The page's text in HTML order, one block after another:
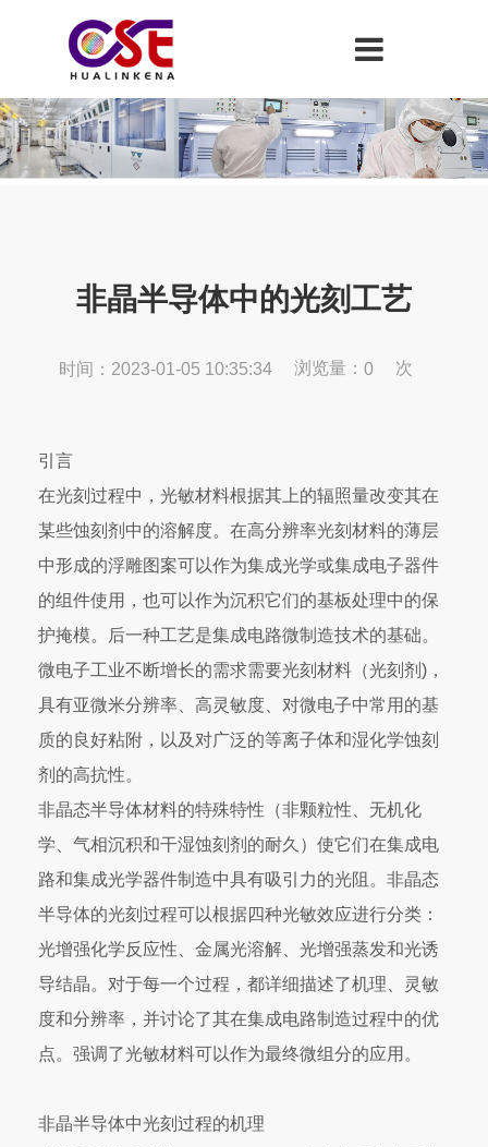
非晶半导体中的光刻工艺
时间：2023-01-05 10:35:34 浏览量： 0 次
引言
在光刻过程中，光敏材料根据其上的辐照量改变其在
某些蚀刻剂中的溶解度。在高分辨率光刻材料的薄层
中形成的浮雕图案可以作为集成光学或集成电子器件
的组件使用，也可以作为沉积它们的基板处理中的保
护掩模。后一种工艺是集成电路微制造技术的基础。
微电子工业不断增长的需求需要光刻材料（光刻剂)，
具有亚微米分辨率、高灵敏度、对微电子中常用的基
质的良好粘附，以及对广泛的等离子体和湿化学蚀刻
剂的高抗性。
非晶态半导体材料的特殊特性（非颗粒性、无机化
学、气相沉积和干湿蚀刻剂的耐久）使它们在集成电
路和集成光学器件制造中具有吸引力的光阻。非晶态
半导体的光刻过程可以根据四种光敏效应进行分类：
光增强化学反应性、金属光溶解、光增强蒸发和光诱
导结晶。对于每一个过程，都详细描述了机理、灵敏
度和分辨率，并讨论了其在集成电路制造过程中的优
点。强调了光敏材料可以作为最终微组分的应用。
非晶半导体中光刻过程的机理